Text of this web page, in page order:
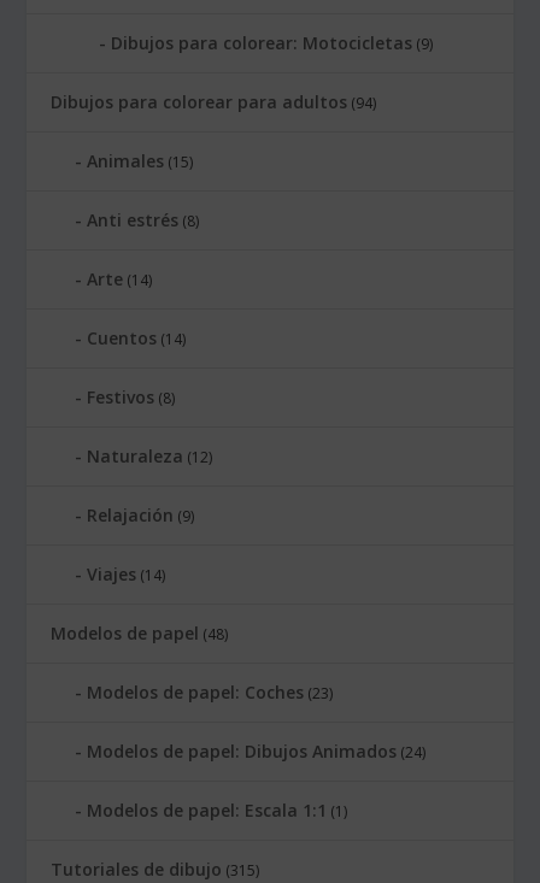
Dibujos para colorear: Motocicletas (9)
Dibujos para colorear para adultos (94)
Animales (15)
Anti estrés (8)
Arte (14)
Cuentos (14)
Festivos (8)
Naturaleza (12)
Relajación (9)
Viajes (14)
Modelos de papel (48)
Modelos de papel: Coches (23)
Modelos de papel: Dibujos Animados (24)
Modelos de papel: Escala 1:1 (1)
Tutoriales de dibujo (315)